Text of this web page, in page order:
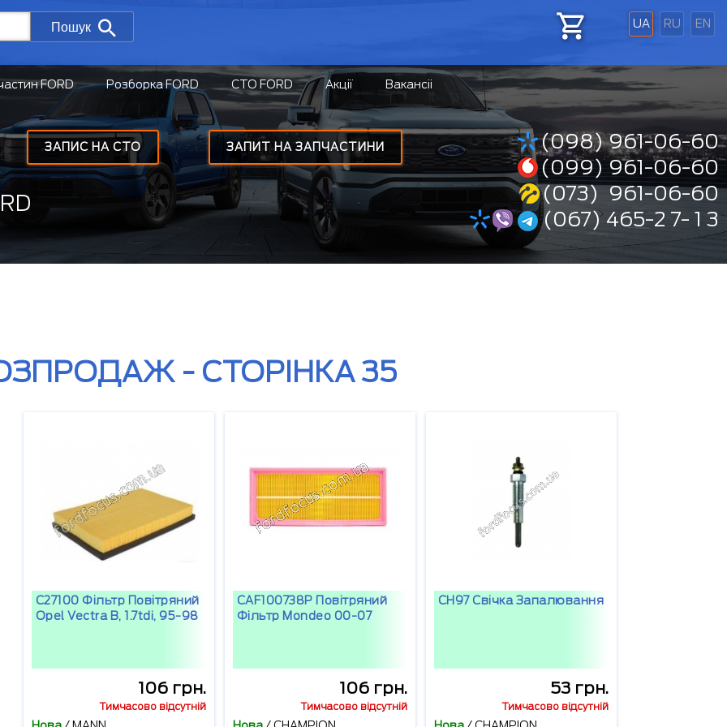
UA RU EN
ЗАПИТ НА ЗАПЧАСТИНИ
ЗАПИС НА СТО
Пошук
FORD Розборка FORD СТО FORD Акції Вакансіі
(098) 961-06-60
(099) 961-06-60
(073) 961-06-60
(067) 465-2 7- 1 3
- СТОРІНКА 35
C27100 Фільтр Повітряний
Opel Vectra B, 1.7tdi, 95-98
106 грн.
Тимчасово відсутній
CAF100738P Повітряний
Фільтр Mondeo 00-07
106 грн.
Тимчасово відсутній
CH97 Свічка Запалювання
53 грн.
Тимчасово відсутній